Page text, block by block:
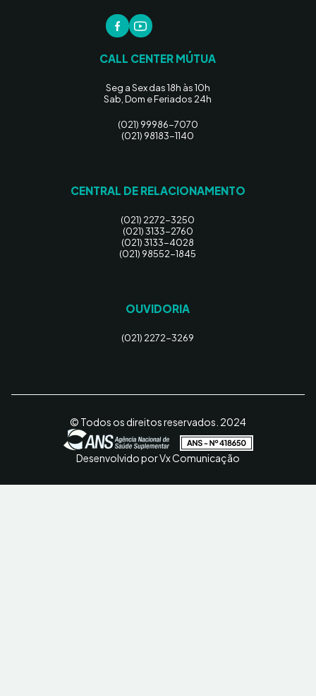
CALL CENTER MÚTUA
Seg a Sex das 18h às 10h
Sab, Dom e Feriados 24h
(021) 99986-7070
(021) 98183-1140
CENTRAL DE RELACIONAMENTO
(021) 2272-3250
(021) 3133-2760
(021) 3133-4028
(021) 98552-1845
OUVIDORIA
(021) 2272-3269
© Todos os direitos reservados. 2024
Desenvolvido por Vx Comunicação